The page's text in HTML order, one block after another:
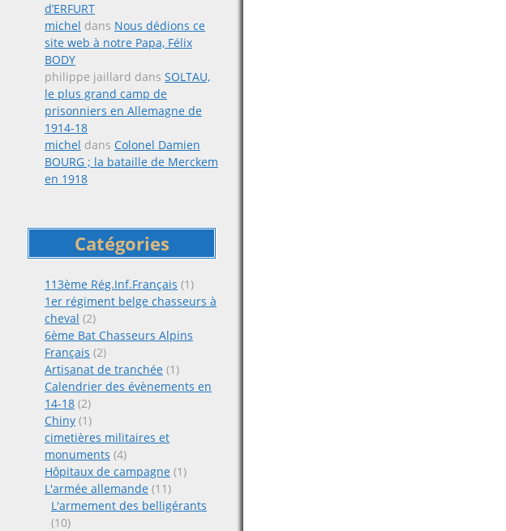
d’ERFURT
michel dans Nous dédions ce
site web à notre Papa, Félix
BODY
philippe jaillard dans SOLTAU,
le plus grand camp de
prisonniers en Allemagne de
1914-18
michel dans Colonel Damien
BOURG ; la bataille de Merckem
en 1918
Catégories
113ème Rég.Inf.Français (1)
1er régiment belge chasseurs à
cheval (2)
6ème Bat Chasseurs Alpins
Français (2)
Artisanat de tranchée (1)
Calendrier des évènements en
14-18 (2)
Chiny (1)
cimetières militaires et
monuments (4)
Hôpitaux de campagne (1)
L'armée allemande (11)
L'armement des belligérants
(10)